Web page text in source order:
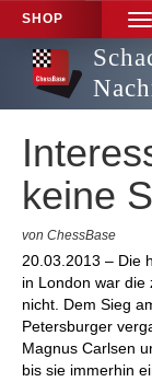
SHOP
keine
von ChessBase
20.03.2013 – Die
in London war die
nicht. Dem Sieg
Petersburger
Magnus Carlsen
bis sie immerhin